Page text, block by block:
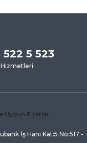
522 5 523
İş Hanı Kat:5 No:517 -